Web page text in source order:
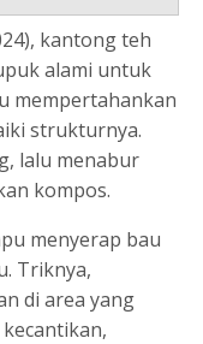
kantong teh
alami untuk
mempertahankan
strukturnya.
lalu menabur
kompos.
menyerap bau
Triknya,
di area yang